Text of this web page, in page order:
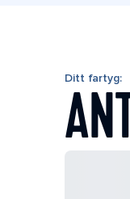
Ditt fartyg: